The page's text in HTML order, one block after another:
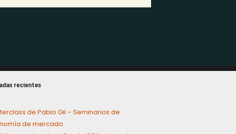
recientes
de Pablo Gil – Seminarios de
de mercado